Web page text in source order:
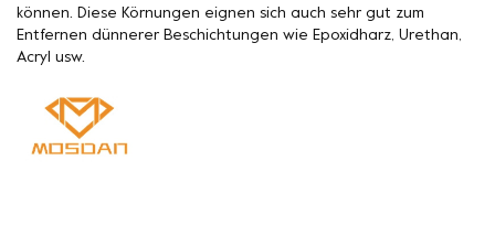
können. Diese Körnungen eignen sich auch sehr gut zum
Entfernen dünnerer Beschichtungen wie Epoxidharz, Urethan,
Acryl usw.